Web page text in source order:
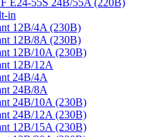
in
12B/4A (230B)
12B/8A (230B)
12B/10A (230B)
12B/12A
24B/4A
24B/8A
24B/10A (230B)
24B/12A (230B)
12B/15A (230B)